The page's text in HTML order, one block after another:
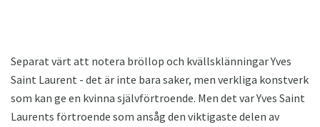
Separat värt att notera bröllop och kvällsklänningar Yves
Saint Laurent - det är inte bara saker, men verkliga konstverk
som kan ge en kvinna självförtroende. Men det var Yves Saint
Laurents förtroende som ansåg den viktigaste delen av